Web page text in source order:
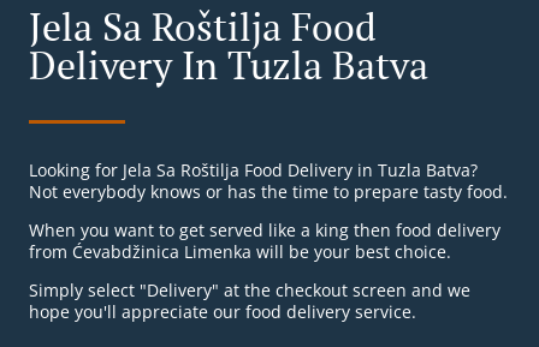
Jela Sa Roštilja Food
Delivery In Tuzla Batva
Looking for Jela Sa Roštilja Food Delivery in Tuzla Batva?
Not everybody knows or has the time to prepare tasty food.
When you want to get served like a king then food delivery
from Ćevabdžinica Limenka will be your best choice.
Simply select "Delivery" at the checkout screen and we
hope you'll appreciate our food delivery service.